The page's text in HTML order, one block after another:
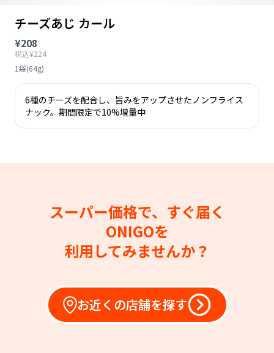
チーズあじ カール
¥208
税込¥224
1袋(64g)
6種のチーズを配合し、旨みをアップさせたノンフライス
ナック。期間限定で10%増量中
スーパー価格で、すぐ届く
ONIGOを
利用してみませんか？
お近くの店舗を探す